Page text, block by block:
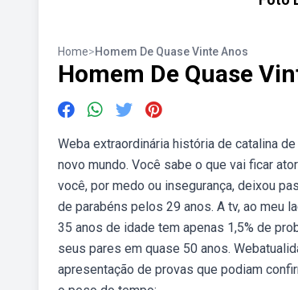
Home>Homem De Quase Vinte Anos
Homem De Quase
Weba extraordinária história de catalina
novo mundo. Você sabe o que vai ficar
você, por medo ou insegurança, deixou
de parabéns pelos 29 anos. A tv, ao meu
35 anos de idade tem apenas 1,5% de
seus pares em quase 50 anos.
apresentação de provas que podiam